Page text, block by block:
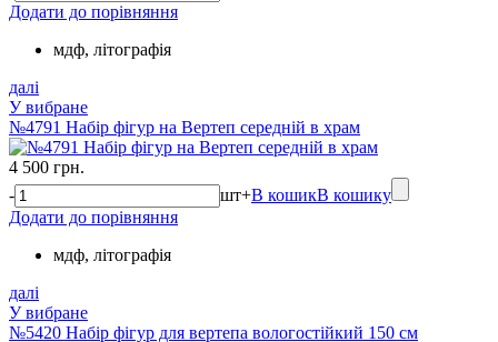
Додати до порівняння
мдф, літографія
далі
У вибране
№4791 Набір фігур на Вертеп середній в храм
4 500 грн.
-
шт+В кошикВ кошику
Додати до порівняння
мдф, літографія
далі
У вибране
№5420 Набір фігур для вертепа вологостійкий 150 см